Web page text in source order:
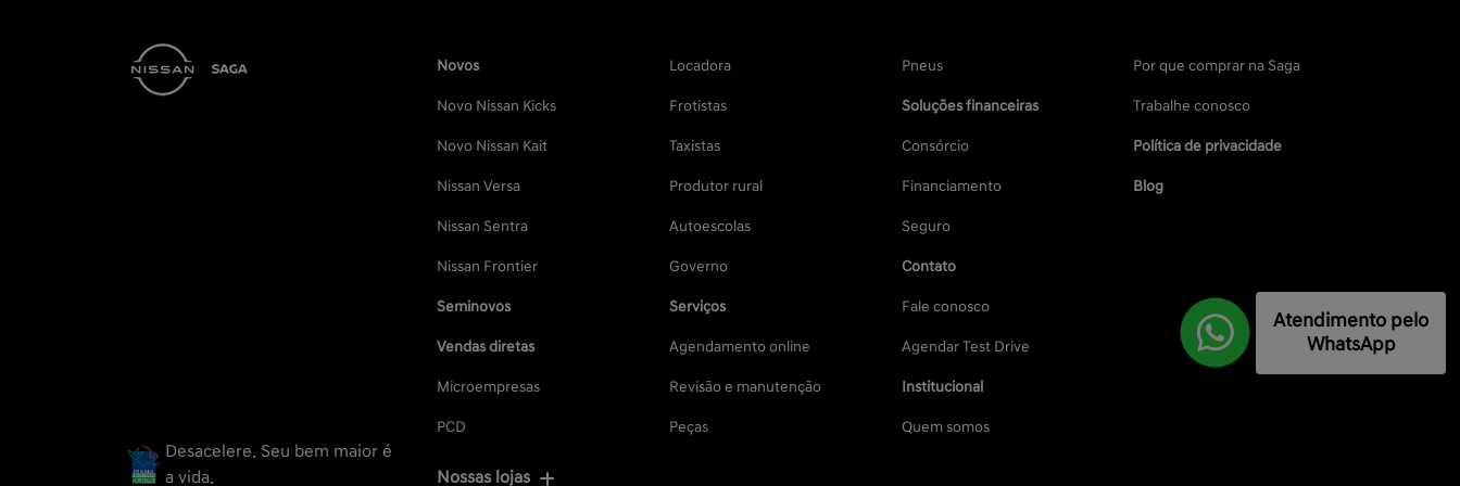
Desacelere. Seu bem maior é
a vida.
Novos
Novo Nissan Kicks
Novo Nissan Kait
Nissan Versa
Nissan Sentra
Nissan Frontier
Seminovos
Vendas diretas
Microempresas
PCD
Locadora
Frotistas
Taxistas
Produtor rural
Autoescolas
Governo
Serviços
Agendamento online
Revisão e manutenção
Peças
Pneus
Soluções financeiras
Consórcio
Financiamento
Seguro
Contato
Fale conosco
Agendar Test Drive
Institucional
Quem somos
Por que comprar na Saga
Trabalhe conosco
Política de privacidade
Blog
Nossas lojas
Atendimento pelo
WhatsApp